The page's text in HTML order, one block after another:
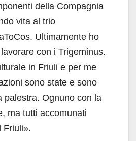
della Compagnia
vita al trio
Ultimamente ho
con i Trigeminus.
in Friuli e per me
sono state e sono
palestra. Ognuno con la
ma tutti accomunati
Friuli».